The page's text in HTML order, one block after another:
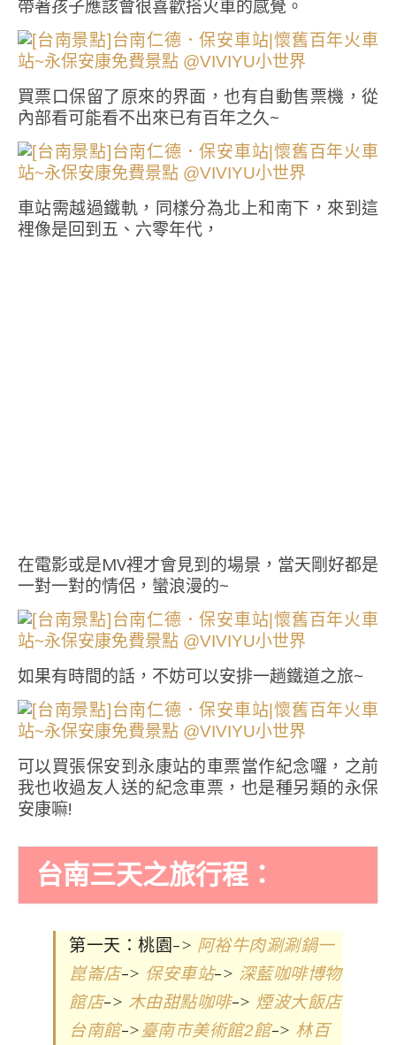
帶著孩子應該會很喜歡搭火車的感覺。
買票口保留了原來的界面，也有自動售票機，從
內部看可能看不出來已有百年之久~
車站需越過鐵軌，同樣分為北上和南下，來到這
裡像是回到五、六零年代，
在電影或是MV裡才會見到的場景，當天剛好都是
一對一對的情侶，蠻浪漫的~
如果有時間的話，不妨可以安排一趟鐵道之旅~
可以買張保安到永康站的車票當作紀念囉，之前
我也收過友人送的紀念車票，也是種另類的永保
安康嘛!
台南三天之旅行程：
第一天：桃園-> 阿裕牛肉涮涮鍋一
崑崙店-> 保安車站-> 深藍咖啡博物
館店-> 木由甜點咖啡-> 煙波大飯店
台南館-> 臺南市美術館2館-> 林百